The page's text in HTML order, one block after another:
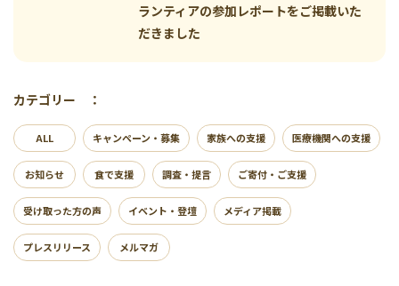
ランティアの参加レポートをご掲載いた
だきました
カテゴリー ：
ALL キャンペーン・募集 家族への支援 医療機関への支援
お知らせ 食で支援 調査・提言 ご寄付・ご支援
受け取った方の声 イベント・登壇 メディア掲載
プレスリリース メルマガ